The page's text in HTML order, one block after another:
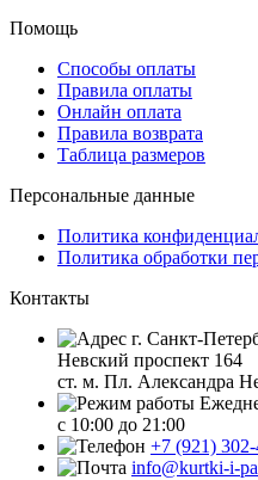
Помощь
Способы оплаты
Правила оплаты
Онлайн оплата
Правила возврата
Таблица размеров
Персональные данные
Политика
Политика обработки
Контакты
г. Санкт-
Невский проспект 164
ст. м. Пл. Александра
с 10:00 до 21:00
+7 (921)
info@kurtki-i-